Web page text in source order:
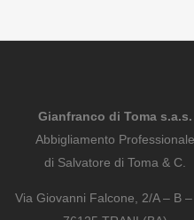
Gianfranco di Toma s.a.s.
Abbigliamento Professionale
di Salvatore di Toma & C.
Via Giovanni Falcone, 2/A – B